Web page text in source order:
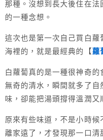
那種。沒想到長大後住在
的一種念想。
這次也是第一次自己買白蘿
海裡的，就是最經典的【蘿
白蘿蔔真的是一種很神奇
無奇的清水，瞬間就多了自
味，卻能把湯頭撐得溫潤又
原來有些味道，不是小時候
離家遠了，才發現那一口清